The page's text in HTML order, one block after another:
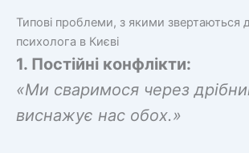
Типові проблеми, з якими звертаються
психолога в Києві
1. Постійні конфлікти:
«Ми сваримося через
виснажує нас обох.»